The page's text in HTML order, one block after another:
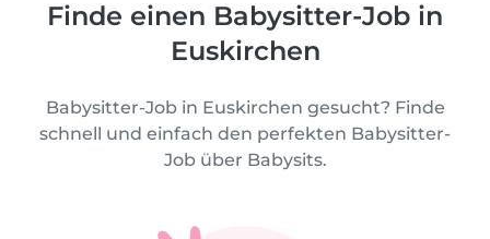
Finde einen Babysitter-Job in
Euskirchen
Babysitter-Job in Euskirchen gesucht? Finde
schnell und einfach den perfekten Babysitter-
Job über Babysits.